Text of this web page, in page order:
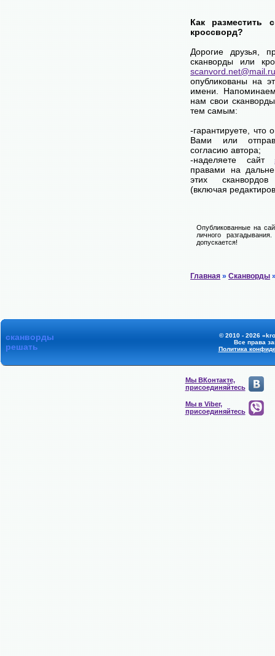
Как разместить
кроссворд?
Дорогие друзья,
сканворды или
scanvord.net@mail.ru
опубликованы на
имени.
нам свои
тем самым:
-гарантируете, что
Вами или
согласию автора;
-наделяете сайт
правами на
этих
(включая
Опубликованные на
личного
допускается!
Главная » Сканворды
сканворды
решать
© 2010 - 2026
Все права
Политика
Мы ВКонтакте,
присоединяйтесь
Мы в Viber,
присоединяйтесь